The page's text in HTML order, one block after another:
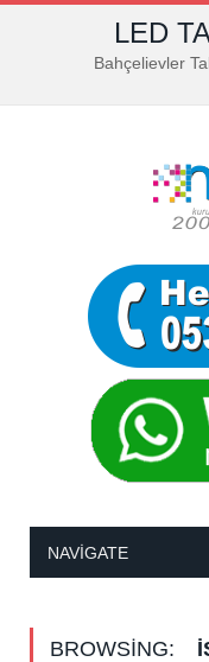
LED
Bahçelievler
NAVIGATE
BROWSING: